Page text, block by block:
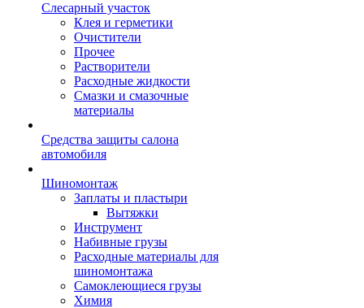
Слесарный участок
Клея и герметики
Очистители
Прочее
Растворители
Расходные жидкости
Смазки и смазочные
материалы
Средства защиты салона
автомобиля
Шиномонтаж
Заплаты и пластыри
Вытяжки
Инструмент
Набивные грузы
Расходные материалы для
шиномонтажа
Самоклеющиеся грузы
Химия